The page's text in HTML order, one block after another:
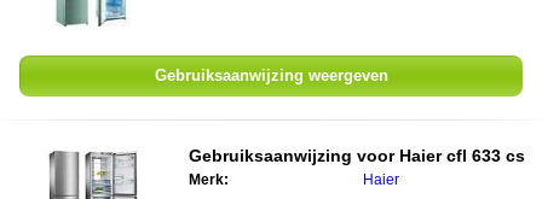
Gebruiksaanwijzing weergeven
Gebruiksaanwijzing voor Haier cfl 633 cs
Merk: Haier